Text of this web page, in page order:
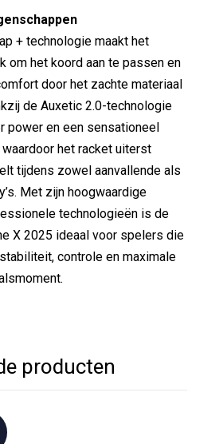
+ technologie maakt het
om het koord aan te passen en
door het zachte materiaal
de Auxetic 2.0-technologie
power en een sensationeel
het racket uiterst
tijdens zowel aanvallende als
Met zijn hoogwaardige
technologieën is de
X 2025 ideaal voor spelers die
controle en maximale
producten